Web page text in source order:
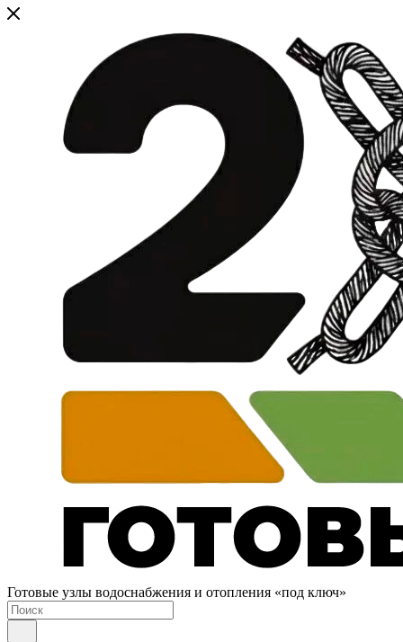
Готовые узлы водоснабжения и отопления «под ключ»